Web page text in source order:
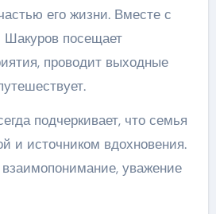
его жизни. Вместе с
Шакуров посещает
проводит выходные
подчеркивает, что семья
и источником вдохновения.
уважение